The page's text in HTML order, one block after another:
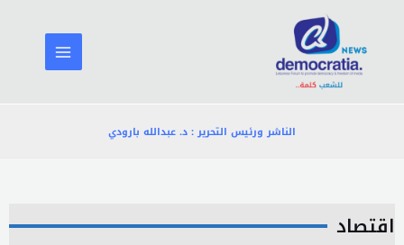
المحتوى
الناشر ورئيس التحرير : د. عبدالله بارودي
اقتصاد